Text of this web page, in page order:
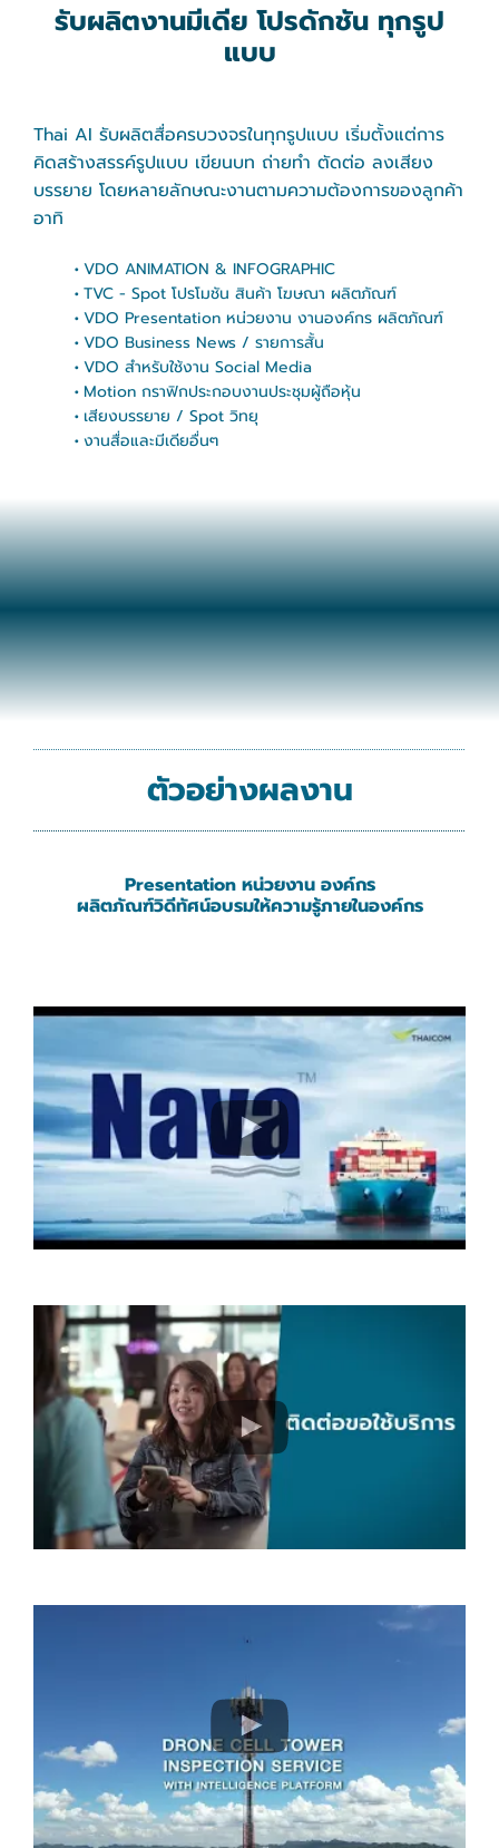
รับผลิตงานมีเดียโปรดักชัน ทุกรูป
แบบ
Thai AI รับผลิตสื่อครบวงจรในทุกรูปแบบ เริ่มตั้งแต่การ
คิดสร้างสรรค์รูปแบบ เขียนบท ถ่ายทำ ตัดต่อ ลงเสียง
บรรยาย โดยหลายลักษณะงานตามความต้องการของลูกค้า
อาทิ
VDO ANIMATION & INFOGRAPHIC
TVC - Spot โปรโมชัน สินค้า โฆษณา ผลิตภัณฑ์
VDO Presentation หน่วยงาน งานองค์กร ผลิตภัณฑ์
VDO Business News / รายการสั้น
VDO สำหรับใช้งาน Social Media
Motion กราฟิกประกอบงานประชุมผู้ถือหุ้น
เสียงบรรยาย / Spot วิทยุ
งานสื่อและมีเดียอื่นๆ
ตัวอย่างผลงาน
Presentation หน่วยงาน องค์กร
ผลิตภัณฑ์วิดีทัศน์อบรมให้ความรู้ภายในองค์กร